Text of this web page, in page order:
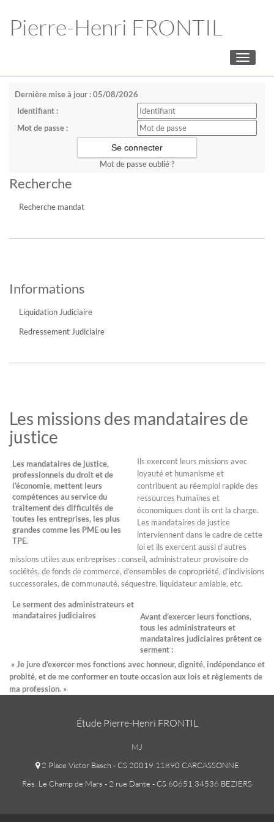
Pierre-Henri FRONTIL
Toggle
Dernière mise à jour : 05/08/2026
Identifiant :
Mot de passe :
Mot de passe oublié ?
Recherche
Recherche mandat
Informations
Liquidation Judiciaire
Redressement Judiciaire
Les missions des mandataires de
justice
Les mandataires de justice,
professionnels du droit et de
l’économie, mettent leurs
compétences au service du
traitement des difficultés de
toutes les entreprises, les plus
grandes comme les PME ou les
TPE.
Ils exercent leurs missions avec
loyauté et humanisme et
contribuent au réemploi rapide des
ressources humaines et
économiques dont ils ont la charge.
Les mandataires de justice
interviennent dans le cadre de cette
loi et ils exercent aussi d’autres
missions utiles aux entreprises : conseil, administrateur provisoire de
sociétés, de fonds de commerce, d’ensembles de copropriété, d’indivisions
successorales, de communauté, séquestre, liquidateur amiable, etc.
Le serment des administrateurs et
mandataires judiciaires
Avant d’exercer leurs fonctions,
tous les administrateurs et
mandataires judiciaires prêtent ce
serment :
« Je jure d’exercer mes fonctions avec honneur, dignité, indépendance et
probité, et de me conformer en toute occasion aux lois et règlements de
ma profession. »
Étude Pierre-Henri FRONTIL
MJ
2 Place Victor Basch - CS 20019 11890 CARCASSONNE
Rés. Le Champ de Mars - 2 rue Dante - CS 60651 34536 BEZIERS